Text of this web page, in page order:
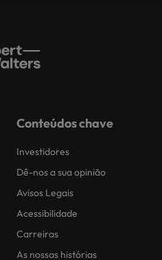
Conteúdos chave
Investidores
Dê-nos a sua opinião
Avisos Legais
Acessibilidade
Carreiras
As nossas histórias